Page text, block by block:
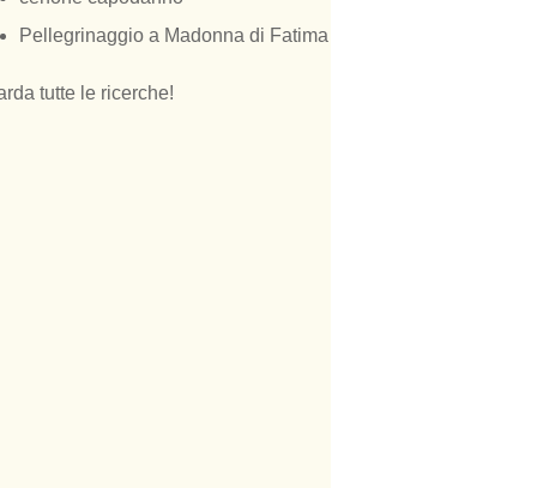
Pellegrinaggio a Madonna di Fatima
tutte le ricerche!